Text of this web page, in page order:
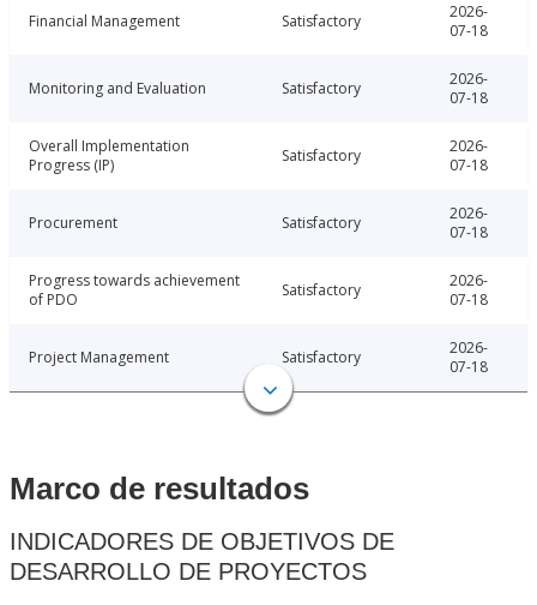
Financial Management Satisfactory
2026-
07-18
Monitoring and Evaluation Satisfactory
2026-
07-18
Overall Implementation
Progress (IP)
Satisfactory
2026-
07-18
Procurement Satisfactory
2026-
07-18
Progress towards achievement
of PDO
Satisfactory
2026-
07-18
Project Management Satisfactory
2026-
07-18
Marco de resultados
INDICADORES DE OBJETIVOS DE
DESARROLLO DE PROYECTOS